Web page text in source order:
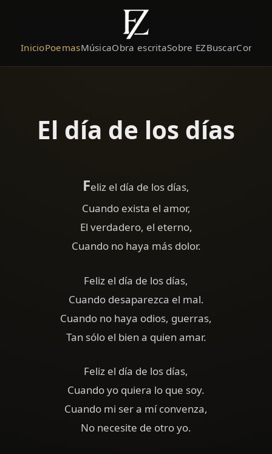
InicioPoemasMúsicaObra escritaSobre EZBuscar
El día de los días
Feliz el día de los días,
Cuando exista el amor,
El verdadero, el eterno,
Cuando no haya más dolor.
Feliz el día de los días,
Cuando desaparezca el mal.
Cuando no haya odios, guerras,
Tan sólo el bien a quien amar.
Feliz el día de los días,
Cuando yo quiera lo que soy.
Cuando mi ser a mí convenza,
No necesite de otro yo.